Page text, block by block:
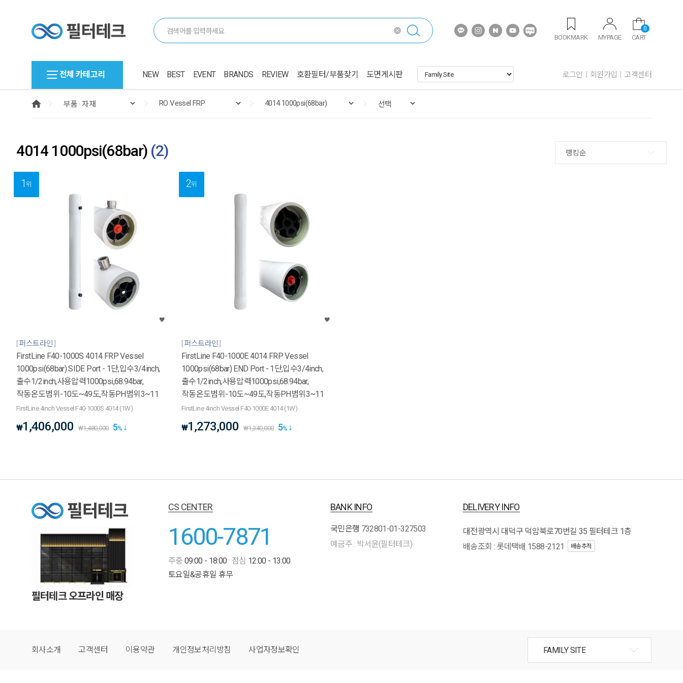
BOOKMARK MYPAGE CART
0
전체 카테고리 NEW BEST EVENT BRANDS REVIEW 호환필터/부품찾기 도면게시판 로그인 회원가입 고객센터
4014 1000psi(68bar) (2) 랭킹순
1위
퍼스트라인
FirstLine F40-1000S 4014 FRP Vessel
1000psi(68bar) SIDE Port - 1단,입수3/4inch,
출수1/2inch,사용압력1000psi,68.94bar,
작동온도범위-10도~49도,작동PH범위3~11
FirstLine 4inch Vessel F40-1000S 4014 (1W)
₩1,406,000 ₩1,480,000 5%
2위
퍼스트라인
FirstLine F40-1000E 4014 FRP Vessel
1000psi(68bar) END Port - 1단,입수3/4inch,
출수1/2inch,사용압력1000psi,68.94bar,
작동온도범위-10도~49도,작동PH범위3~11
FirstLine 4inch Vessel F40-1000E 4014 (1W)
₩1,273,000 ₩1,340,000 5%
필터테크 오프라인 매장
CS CENTER
1600-7871
주중 09:00 - 18:00 점심 12:00 - 13:00
토요일&공휴일 휴무
BANK INFO
국민은행 732801-01-327503
예금주 : 박서윤(필터테크)
DELIVERY INFO
대전광역시 대덕구 덕암북로70번길 35 필터테크 1층
배송조회 : 롯데택배 1588-2121
배송추적
회사소개 고객센터 이용약관 개인정보처리방침 사업자정보확인